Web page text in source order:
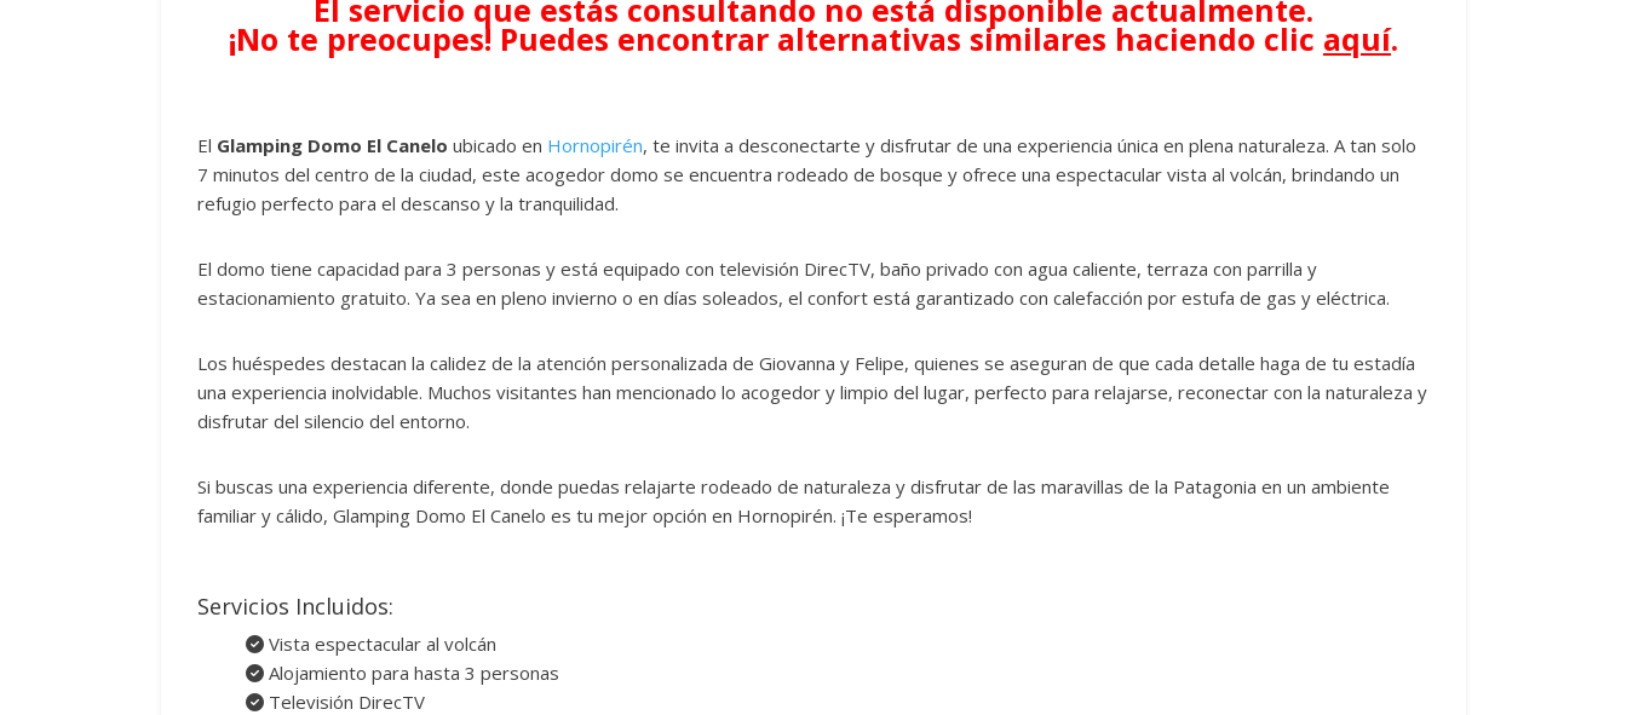
El servicio que estás consultando no está disponible actualmente.
¡No te preocupes! Puedes encontrar alternativas similares haciendo clic aquí.
El Glamping Domo El Canelo ubicado en Hornopirén, te invita a desconectarte y disfrutar de una experiencia única en plena naturaleza. A tan solo
7 minutos del centro de la ciudad, este acogedor domo se encuentra rodeado de bosque y ofrece una espectacular vista al volcán, brindando un
refugio perfecto para el descanso y la tranquilidad.
El domo tiene capacidad para 3 personas y está equipado con televisión DirecTV, baño privado con agua caliente, terraza con parrilla y
estacionamiento gratuito. Ya sea en pleno invierno o en días soleados, el confort está garantizado con calefacción por estufa de gas y eléctrica.
Los huéspedes destacan la calidez de la atención personalizada de Giovanna y Felipe, quienes se aseguran de que cada detalle haga de tu estadía
una experiencia inolvidable. Muchos visitantes han mencionado lo acogedor y limpio del lugar, perfecto para relajarse, reconectar con la naturaleza y
disfrutar del silencio del entorno.
Si buscas una experiencia diferente, donde puedas relajarte rodeado de naturaleza y disfrutar de las maravillas de la Patagonia en un ambiente
familiar y cálido, Glamping Domo El Canelo es tu mejor opción en Hornopirén. ¡Te esperamos!
Servicios Incluidos:
Vista espectacular al volcán
Alojamiento para hasta 3 personas
Televisión DirecTV